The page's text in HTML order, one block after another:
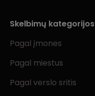
Skelbimų kategorijos
Pagal įmones
Pagal miestus
Pagal verslo sritis